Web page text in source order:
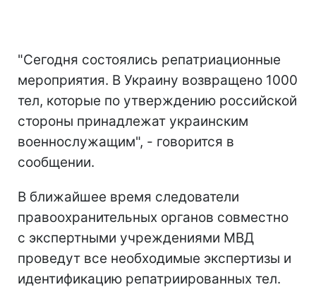
"Сегодня состоялись репатриационные
мероприятия. В Украину возвращено 1000
тел, которые по утверждению российской
стороны принадлежат украинским
военнослужащим", - говорится в
сообщении.
В ближайшее время следователи
правоохранительных органов совместно
с экспертными учреждениями МВД
проведут все необходимые экспертизы и
идентификацию репатриированных тел.